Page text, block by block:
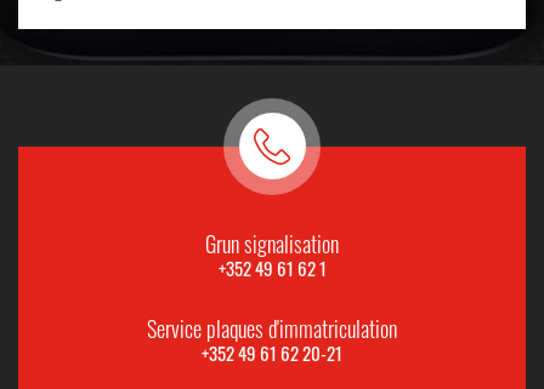
Grun signalisation
+352 49 61 62 1
Service plaques d'immatriculation
+352 49 61 62 20-21